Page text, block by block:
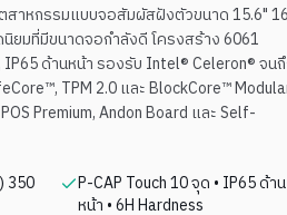
สาหกรรมแบบจอสัมผัสฝังตัวขนาด 15.6"
ยมที่มีขนาดจอกำลังดี โครงสร้าง 6061
IP65 ด้านหน้า รองรับ Intel® Celeron® จน
TPM 2.0 และ BlockCore™
Premium, Andon Board และ Self-
350
P-CAP Touch 10 จุด • IP65 ด้าน
หน้า • 6H Hardness